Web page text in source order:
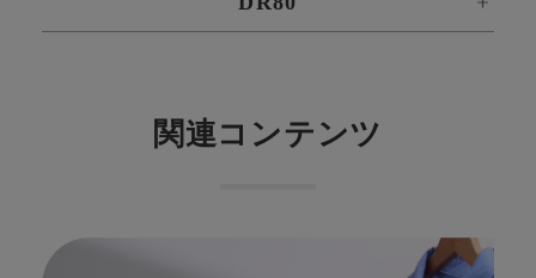
関連コンテンツ